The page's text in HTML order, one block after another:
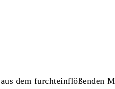
dem furchteinflößenden